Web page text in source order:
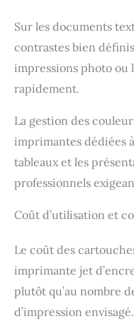
Sur les documents
contrastes bien
impressions photo ou
rapidement.
La gestion des
imprimantes dédiées
tableaux et les
professionnels
Coût d’utilisation et
Le coût des
imprimante jet
plutôt qu’au nombre
d’impression envisagé.